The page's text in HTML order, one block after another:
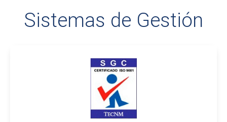
Sistemas de Gestión